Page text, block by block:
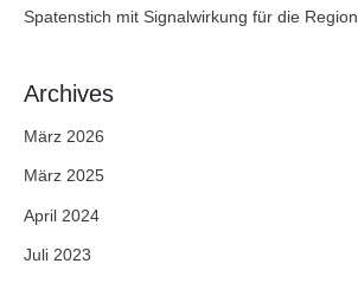
Spatenstich mit Signalwirkung für die Region
Archives
März 2026
März 2025
April 2024
Juli 2023